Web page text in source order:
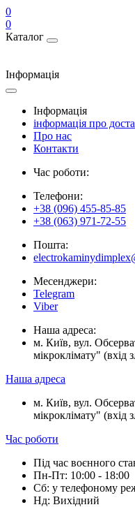
0
0
Каталог
Інформація
Інформація
інформація про
Про нас
Контакти
Час роботи:
Телефони:
+38 (096) 455-85-85
+38 (063) 971-72-55
Пошта:
Месенджери:
Telegram
Viber
Наша адреса:
м. Київ, вул.
мікроклімату" (вхід
Наша адреса
м. Київ, вул.
мікроклімату" (вхід
Час роботи
Під час воєнного
Пн-Пт: 10:00 - 18:00
Сб: у телефоному
Нд: Вихідний